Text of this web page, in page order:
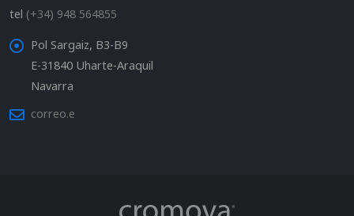
tel (+34) 948 564855
Pol Sargaiz, B3-B9
E-31840 Uharte-Araquil
Navarra
correo.e